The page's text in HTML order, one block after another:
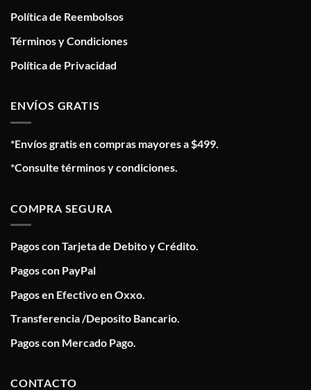
Política de Reembolsos
Términos y Condiciones
Política de Privacidad
ENVÍOS GRATIS
*Envíos gratis en compras mayores a $499.
*Consulte términos y condiciones.
COMPRA SEGURA
Pagos con Tarjeta de Debito y Crédito.
Pagos con PayPal
Pagos en Efectivo en Oxxo.
Transferencia /Deposito Bancario.
Pagos con Mercado Pago.
CONTACTO